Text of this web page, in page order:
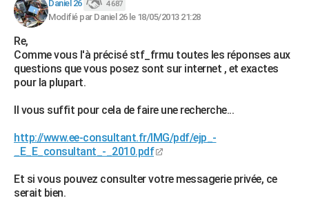
Daniel 26 4 687
Modifié par Daniel 26 le 18/05/2013 21:28
Re,
Comme vous l'à précisé stf_frmu toutes les réponses aux
questions que vous posez sont sur internet , et exactes
pour la plupart.
Il vous suffit pour cela de faire une recherche...
http://www.ee-consultant.fr/IMG/pdf/ejp_-
_E_E_consultant_-_2010.pdf
Et si vous pouvez consulter votre messagerie privée, ce
serait bien.